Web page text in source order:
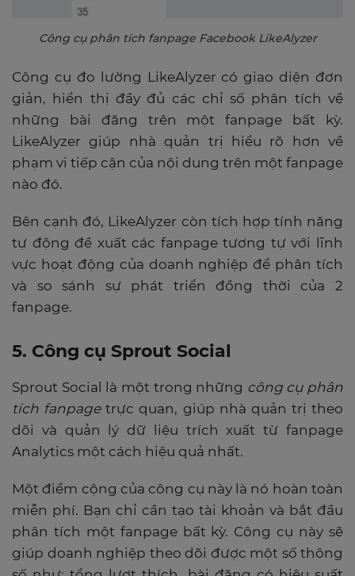
Công cụ phân tích fanpage Facebook LikeAlyzer
Công cụ đo lường LikeAlyzer có giao diện đơn
giản, hiển thị đầy đủ các chỉ số phân tích về
những bài đăng trên một fanpage bất kỳ.
LikeAlyzer giúp nhà quản trị hiểu rõ hơn về
phạm vi tiếp cận của nội dung trên một fanpage
nào đó.
Bên cạnh đó, LikeAlyzer còn tích hợp tính năng
tự động đề xuất các fanpage tương tự với lĩnh
vực hoạt động của doanh nghiệp để phân tích
và so sánh sự phát triển đồng thời của 2
fanpage.
5. Công cụ Sprout Social
Sprout Social là một trong những công cụ phân
tích fanpagetrực quan, giúp nhà quản trị theo
dõi và quản lý dữ liệu trích xuất từ fanpage
Analytics một cách hiệu quả nhất.
Một điểm cộng của công cụ này là nó hoàn toàn
miễn phí. Bạn chỉ cần tạo tài khoản và bắt đầu
phân tích một fanpage bất kỳ. Công cụ này sẽ
giúp doanh nghiệp theo dõi được một số thông